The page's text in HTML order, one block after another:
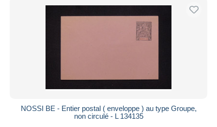
NOSSI BE - Entier postal ( enveloppe ) au type Groupe,
non circulé - L 134135